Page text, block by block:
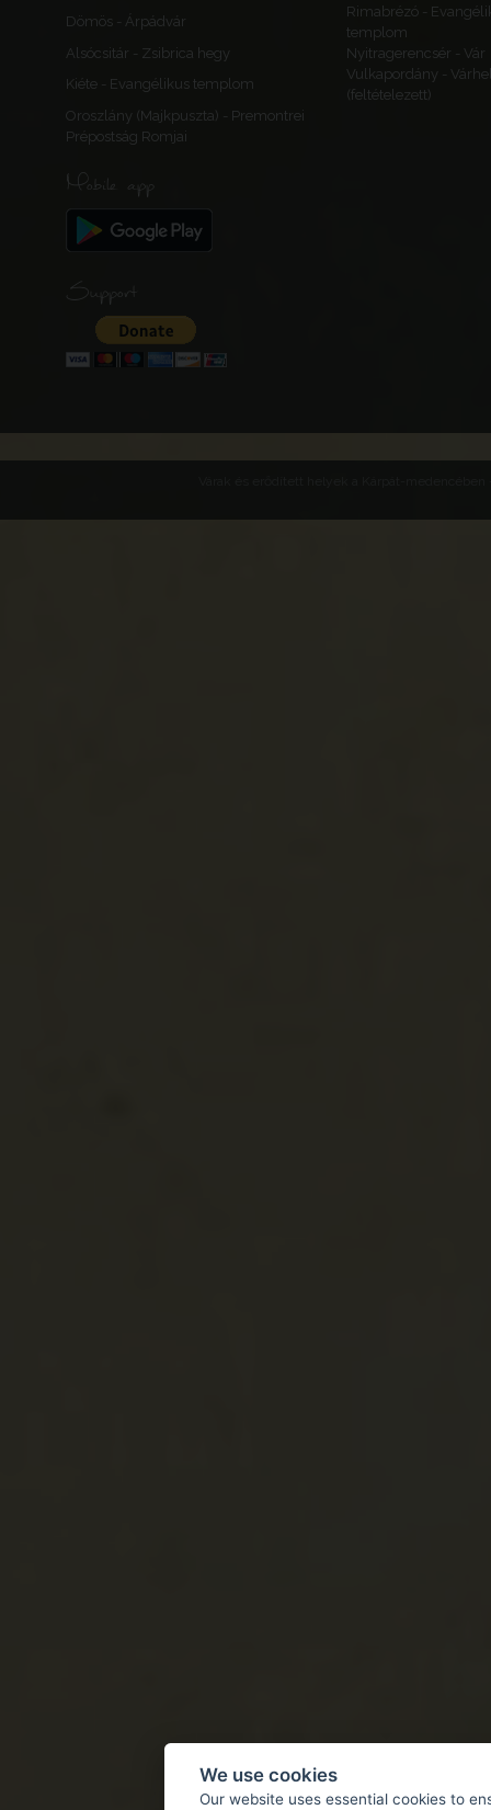
Dömös - Árpádvár
Rimabrézó -
templom
Alsócsitár - Zsibrica hegy
Nyitragerencsér - Vár
Kiéte - Evangélikus templom
Vulkapordány -
(feltételezett)
Oroszlány (Majkpuszta) - Premontrei
Prépostság Romjai
Mobile app
Support
We use cookies
Our website uses essential cookies to